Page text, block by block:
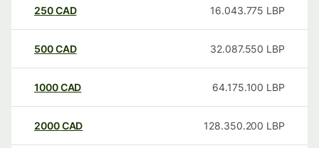
250CAD 16.043.775 LBP
500CAD 32.087.550 LBP
1000CAD 64.175.100 LBP
2000CAD 128.350.200 LBP